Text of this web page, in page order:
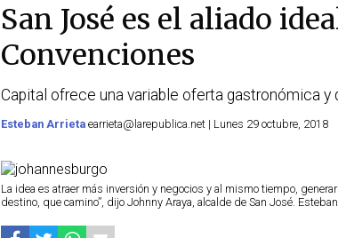
San José es el aliado
Convenciones
Capital ofrece una variable oferta gastronómica
Esteban Arrieta earrieta@larepublica.net | Lunes 29 octubre, 2018
La idea es atraer más inversión y negocios y al mismo tiempo,
destino, que camino”, dijo Johnny Araya, alcalde de San José.